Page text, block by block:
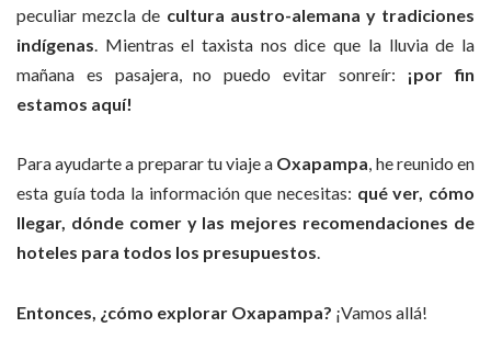
peculiar mezcla de cultura austro-alemana y tradiciones
indígenas . Mientras el taxista nos dice que la lluvia de la
mañana es pasajera, no puedo evitar sonreír: ¡por fin
estamos aquí!
Para ayudarte a preparar tu viaje a Oxapampa, he reunido en
esta guía toda la información que necesitas: qué ver, cómo
llegar, dónde comer y las mejores recomendaciones de
hoteles para todos los presupuestos.
Entonces, ¿cómo explorar Oxapampa? ¡Vamos allá!